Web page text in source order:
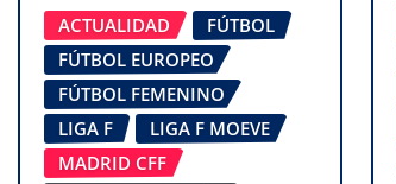
ACTUALIDAD
FÚTBOL
FÚTBOL EUROPEO
FÚTBOL FEMENINO
LIGA F
LIGA F MOEVE
MADRID CFF